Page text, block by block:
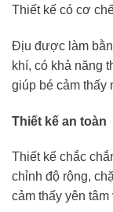
Thiết kế có cơ
Địu được làm
khí, có khả năng
giúp bé cảm thấy
Thiết kế an toàn
Thiết kế chắc
chỉnh độ rộng,
cảm thấy yên